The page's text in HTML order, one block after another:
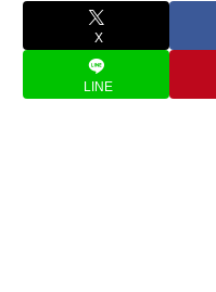
X
LINE